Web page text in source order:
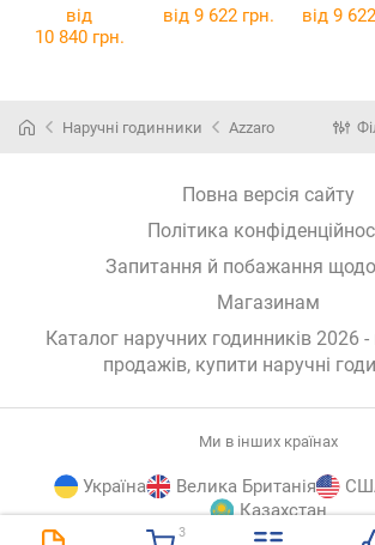
3
000
00
000
від
10 840 грн.
від 9 622 грн. від 9
Наручні годинники Azzaro
Повна версія сайту
Політика
Запитання й побажання
Магазинам
Каталог наручних годинників 2026 -
продажів, купити наручні
Ми в інших країнах
Україна Велика Британія
Казахстан